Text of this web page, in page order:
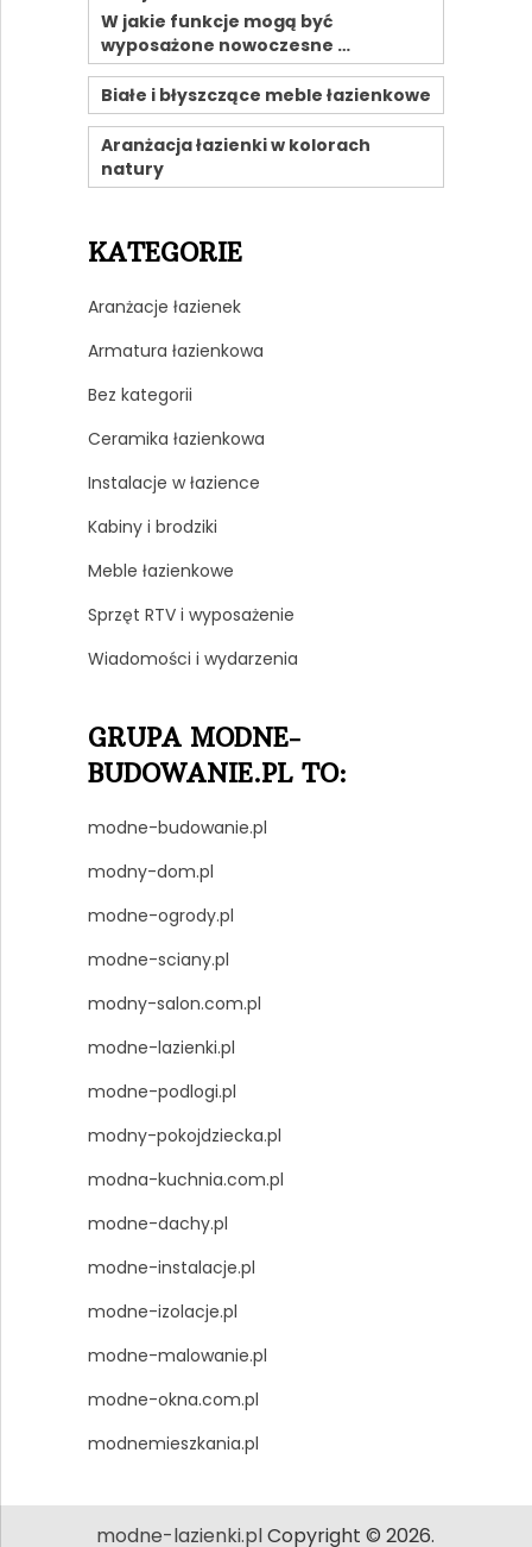
W jakie funkcje mogą być
wyposażone nowoczesne …
Białe i błyszczące meble łazienkowe
Aranżacja łazienki w kolorach
natury
KATEGORIE
Aranżacje łazienek
Armatura łazienkowa
Bez kategorii
Ceramika łazienkowa
Instalacje w łazience
Kabiny i brodziki
Meble łazienkowe
Sprzęt RTV i wyposażenie
Wiadomości i wydarzenia
GRUPA MODNE-
BUDOWANIE.PL TO:
modne-budowanie.pl
modny-dom.pl
modne-ogrody.pl
modne-sciany.pl
modny-salon.com.pl
modne-lazienki.pl
modne-podlogi.pl
modny-pokojdziecka.pl
modna-kuchnia.com.pl
modne-dachy.pl
modne-instalacje.pl
modne-izolacje.pl
modne-malowanie.pl
modne-okna.com.pl
modnemieszkania.pl
modne-lazienki.plCopyright © 2026.